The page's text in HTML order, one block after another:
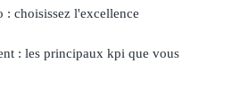
: choisissez l'excellence
: les principaux kpi que vous